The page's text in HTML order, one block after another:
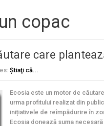
copac
care
Ştiaţi că...
Ecosia este un motor de
urma profitului realizat din
inițiativele de reîmpădurire în
Ecosia donează suma